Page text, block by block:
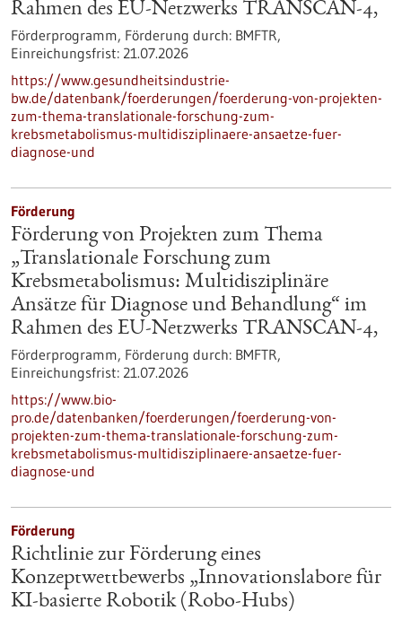
Rahmen des EU-Netzwerks TRANSCAN-4,
Förderprogramm, Förderung durch: BMFTR,
Einreichungsfrist: 21.07.2026
https://www.gesundheitsindustrie-
bw.de/datenbank/foerderungen/foerderung-von-projekten-
zum-thema-translationale-forschung-zum-
krebsmetabolismus-multidisziplinaere-ansaetze-fuer-
diagnose-und
Förderung
Förderung von Projekten zum Thema
„Translationale Forschung zum
Krebsmetabolismus: Multidisziplinäre
Ansätze für Diagnose und Behandlung“ im
Rahmen des EU-Netzwerks TRANSCAN-4,
Förderprogramm, Förderung durch: BMFTR,
Einreichungsfrist: 21.07.2026
https://www.bio-
pro.de/datenbanken/foerderungen/foerderung-von-
projekten-zum-thema-translationale-forschung-zum-
krebsmetabolismus-multidisziplinaere-ansaetze-fuer-
diagnose-und
Förderung
Richtlinie zur Förderung eines
Konzeptwettbewerbs „Innovationslabore für
KI-basierte Robotik (Robo-Hubs)